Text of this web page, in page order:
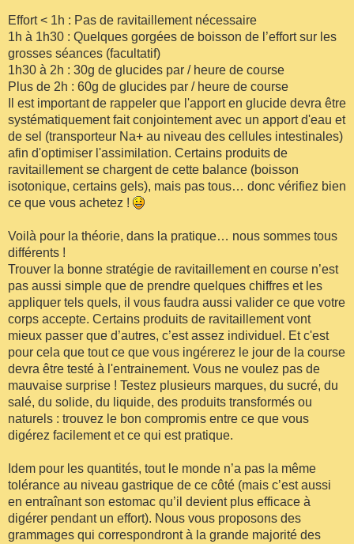
Effort < 1h : Pas de ravitaillement nécessaire
1h à 1h30 : Quelques gorgées de boisson de l’effort sur les
grosses séances (facultatif)
1h30 à 2h : 30g de glucides par / heure de course
Plus de 2h : 60g de glucides par / heure de course
Il est important de rappeler que l'apport en glucide devra être
systématiquement fait conjointement avec un apport d'eau et
de sel (transporteur Na+ au niveau des cellules intestinales)
afin d'optimiser l'assimilation. Certains produits de
ravitaillement se chargent de cette balance (boisson
isotonique, certains gels), mais pas tous… donc vérifiez bien
ce que vous achetez !
Voilà pour la théorie, dans la pratique… nous sommes tous
différents !
Trouver la bonne stratégie de ravitaillement en course n’est
pas aussi simple que de prendre quelques chiffres et les
appliquer tels quels, il vous faudra aussi valider ce que votre
corps accepte. Certains produits de ravitaillement vont
mieux passer que d’autres, c’est assez individuel. Et c'est
pour cela que tout ce que vous ingérerez le jour de la course
devra être testé à l'entrainement. Vous ne voulez pas de
mauvaise surprise ! Testez plusieurs marques, du sucré, du
salé, du solide, du liquide, des produits transformés ou
naturels : trouvez le bon compromis entre ce que vous
digérez facilement et ce qui est pratique.
Idem pour les quantités, tout le monde n’a pas la même
tolérance au niveau gastrique de ce côté (mais c’est aussi
en entraînant son estomac qu’il devient plus efficace à
digérer pendant un effort). Nous vous proposons des
grammages qui correspondront à la grande majorité des